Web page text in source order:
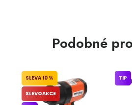
Podobné
10 %
SLEVOAKCE
TIP